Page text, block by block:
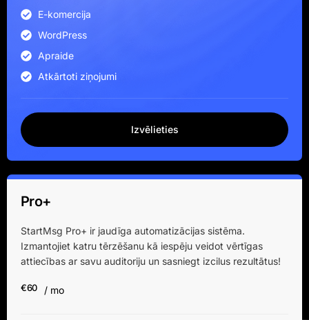
E-komercija
WordPress
Apraide
Atkārtoti ziņojumi
Izvēlieties
Pro+
StartMsg Pro+ ir jaudīga automatizācijas sistēma.
Izmantojiet katru tērzēšanu kā iespēju veidot vērtīgas
attiecības ar savu auditoriju un sasniegt izcilus rezultātus!
€60 / mo